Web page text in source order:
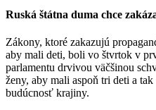
Ruská štátna duma chce
Zákony, ktoré zakazujú
aby mali deti, boli vo štvrtok v
parlamentu drvivou väčšinou
ženy, aby mali aspoň tri deti a
budúcnosť krajiny.